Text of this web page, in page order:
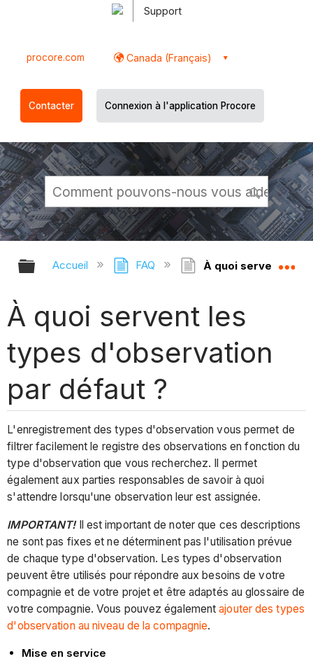
Support
procore.com Canada (Français)
Contacter Connexion à l'application Procore
Développer/réduire la hiérarchie
Accueil FAQ À quoi servent les
À quoi servent les
types d'observation
par défaut ?
L'enregistrement des types d'observation vous permet de
filtrer facilement le registre des observations en fonction du
type d'observation que vous recherchez. Il permet
également aux parties responsables de savoir à quoi
s'attendre lorsqu'une observation leur est assignée.
IMPORTANT! Il est important de noter que ces descriptions
ne sont pas fixes et ne déterminent pas l'utilisation prévue
de chaque type d'observation. Les types d'observation
peuvent être utilisés pour répondre aux besoins de votre
compagnie et de votre projet et être adaptés au glossaire de
votre compagnie. Vous pouvez égalementajouter des types
d'observation au niveau de la compagnie.
Mise en service